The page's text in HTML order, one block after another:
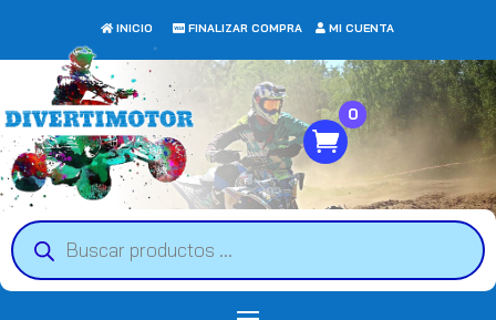
INICIO FINALIZAR COMPRA MI CUENTA
Búsqueda
de
productos
0